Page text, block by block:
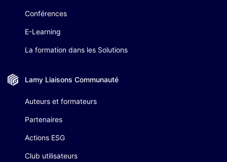
Conférences
E-Learning
La formation dans les Solutions
Lamy Liaisons Communauté
Auteurs et formateurs
Partenaires
Actions ESG
Club utilisateurs